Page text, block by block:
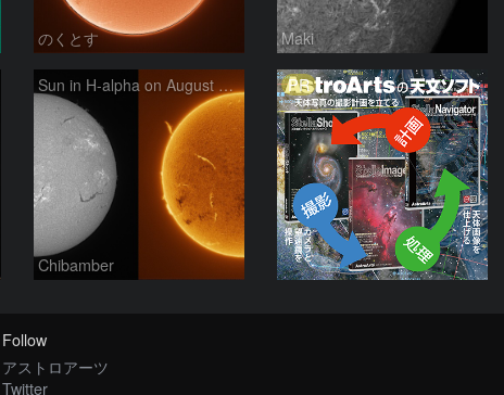
のくとす Maki
Sun in H-alpha on August 7, 2026
Chibamber
PR
Follow
アストロアーツ
Twitter